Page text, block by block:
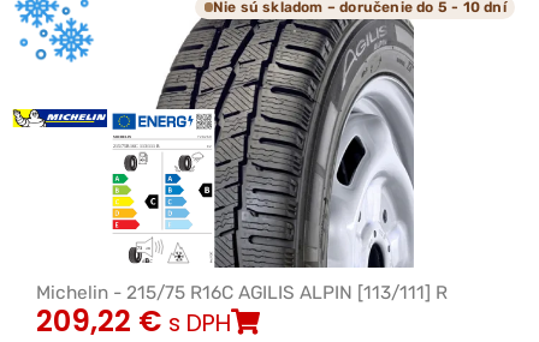
Nie sú skladom – doručenie do 5 - 10 dní
Michelin - 215/75 R16C AGILIS ALPIN [113/111] R
209,22 € s DPH